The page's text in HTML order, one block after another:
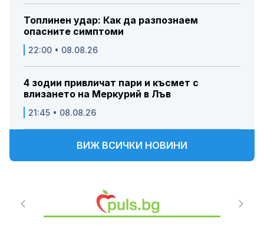
Топлинен удар: Как да разпознаем
опасните симптоми
22:00 • 08.08.26
4 зодии привличат пари и късмет с
влизането на Меркурий в Лъв
21:45 • 08.08.26
ВИЖ ВСИЧКИ НОВИНИ